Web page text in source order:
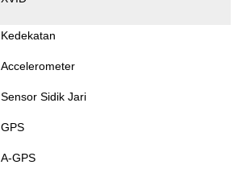
Kedekatan
Accelerometer
Sensor Sidik Jari
GPS
A-GPS